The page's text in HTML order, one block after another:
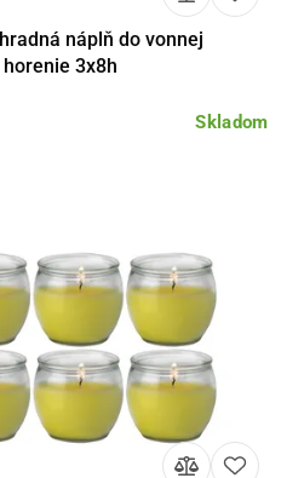
Do košíka
náplň do vonnej
3x8h
Skladom